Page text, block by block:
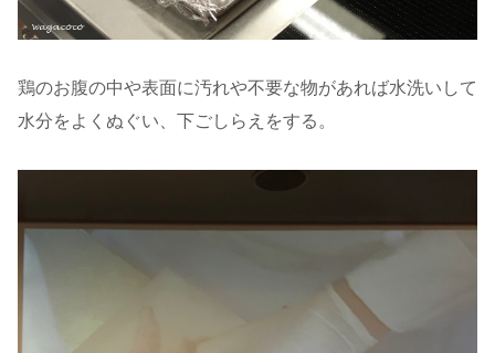
鶏のお腹の中や表面に汚れや不要な物があれば水洗いして
水分をよくぬぐい、下ごしらえをする。